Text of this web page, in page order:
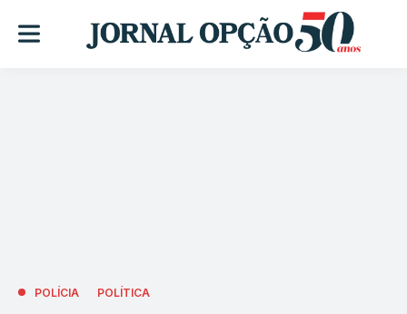
POLÍCIA POLÍTICA